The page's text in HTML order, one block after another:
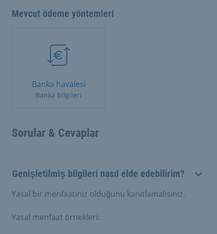
Mevcut ödeme yöntemleri
Banka havalesi
Banka bilgileri
Sorular & Cevaplar
Genişletilmiş bilgileri nasıl elde edebilirim?
Yasal bir menfaatiniz olduğunu kanıtlamalısınız.
Yasal menfaat örnekleri: